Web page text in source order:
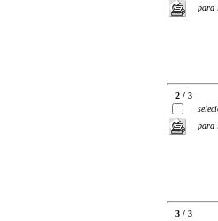
para
2 / 3
para
3 / 3